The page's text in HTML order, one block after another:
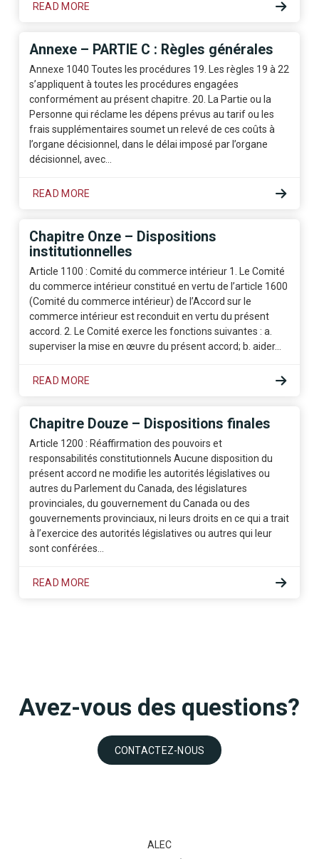
READ MORE
Annexe – PARTIE C : Règles générales
Annexe 1040 Toutes les procédures 19. Les règles 19 à 22
s’appliquent à toutes les procédures engagées
conformément au présent chapitre. 20. La Partie ou la
Personne qui réclame les dépens prévus au tarif ou les
frais supplémentaires soumet un relevé de ces coûts à
l’organe décisionnel, dans le délai imposé par l’organe
décisionnel, avec…
READ MORE
Chapitre Onze – Dispositions
institutionnelles
Article 1100 : Comité du commerce intérieur 1. Le Comité
du commerce intérieur constitué en vertu de l’article 1600
(Comité du commerce intérieur) de l’Accord sur le
commerce intérieur est reconduit en vertu du présent
accord. 2. Le Comité exerce les fonctions suivantes : a.
superviser la mise en œuvre du présent accord; b. aider…
READ MORE
Chapitre Douze – Dispositions finales
Article 1200 : Réaffirmation des pouvoirs et
responsabilités constitutionnels Aucune disposition du
présent accord ne modifie les autorités législatives ou
autres du Parlement du Canada, des législatures
provinciales, du gouvernement du Canada ou des
gouvernements provinciaux, ni leurs droits en ce qui a trait
à l’exercice des autorités législatives ou autres qui leur
sont conférées…
READ MORE
Avez-vous des questions?
CONTACTEZ-NOUS
ALEC